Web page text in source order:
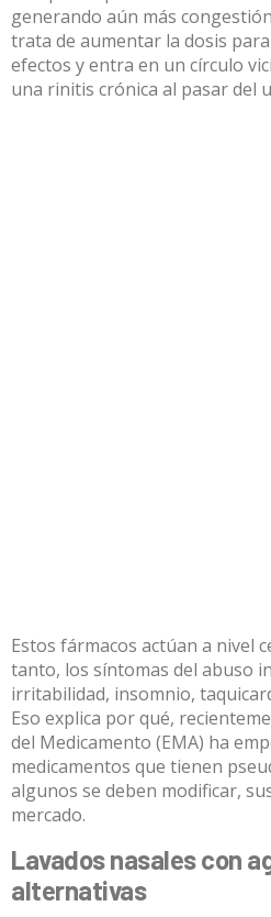
generando aún más congestión
trata de aumentar la dosis
efectos y entra en un círculo
una rinitis crónica al pasar del
Estos fármacos actúan a nivel
tanto, los síntomas del abuso
irritabilidad, insomnio,
Eso explica por qué,
del Medicamento (EMA) ha
medicamentos que tienen
algunos se deben modificar,
mercado.
Lavados nasales con
alternativas